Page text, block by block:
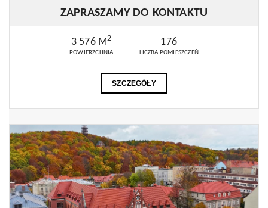
ZAPRASZAMY DO KONTAKTU
3 576 M2
POWIERZCHNIA
176
LICZBA POMIESZCZEŃ
SZCZEGÓŁY